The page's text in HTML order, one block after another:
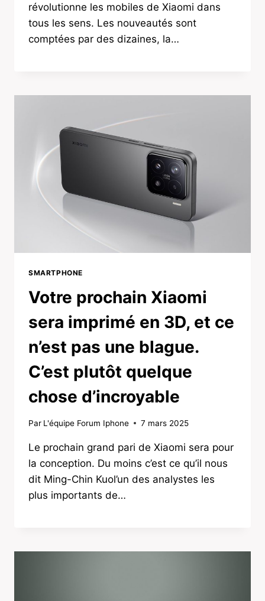
révolutionne les mobiles de Xiaomi dans
tous les sens. Les nouveautés sont
comptées par des dizaines, la…
SMARTPHONE
Votre prochain Xiaomi
sera imprimé en 3D, et ce
n’est pas une blague.
C’est plutôt quelque
chose d’incroyable
Par L'équipe Forum Iphone 7 mars 2025
Le prochain grand pari de Xiaomi sera pour
la conception. Du moins c’est ce qu’il nous
dit Ming-Chin Kuol’un des analystes les
plus importants de…